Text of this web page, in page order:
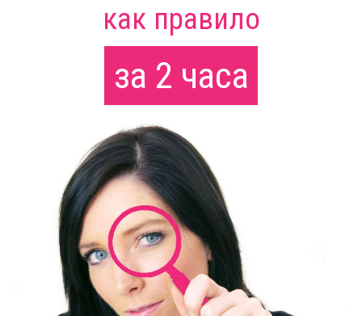
как правило
за 2 часа